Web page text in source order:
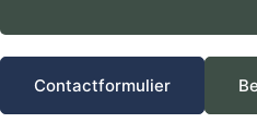
Contactformulier